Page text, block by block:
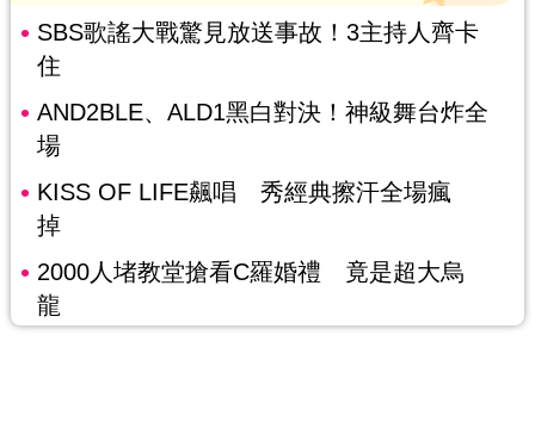
SBS歌謠大戰驚見放送事故！3主持人齊卡
住
AND2BLE、ALD1黑白對決！神級舞台炸全
場
KISS OF LIFE飆唱 秀經典擦汗全場瘋
掉
2000人堵教堂搶看C羅婚禮 竟是超大烏
龍